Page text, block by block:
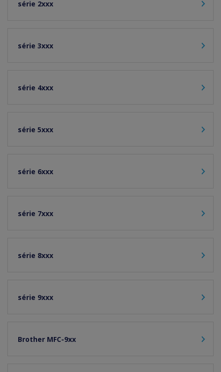
série 2xxx
série 3xxx
série 4xxx
série 5xxx
série 6xxx
série 7xxx
série 8xxx
série 9xxx
Brother MFC-9xx